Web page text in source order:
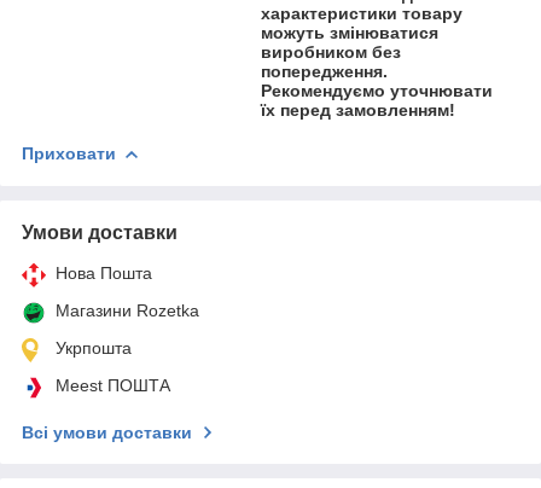
характеристики товару
можуть змінюватися
виробником без
попередження.
Рекомендуємо уточнювати
їх перед замовленням!
Приховати
Умови доставки
Нова Пошта
Магазини Rozetka
Укрпошта
Meest ПОШТА
Всі умови доставки